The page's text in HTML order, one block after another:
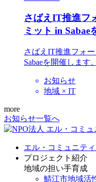
さばえIT推進フ
ミット in Sabae
さばえIT推進フォ
Sabaeを開催します。
お知らせ
地域 × IT
more
お知らせ一覧へ
エル・コミュニテ
プロジェクト紹介
地域の担い手育成
鯖江市地域活